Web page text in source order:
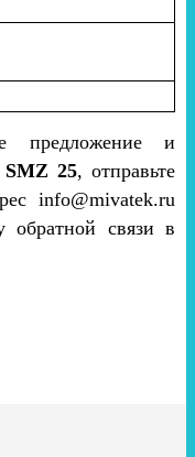
предложение и
SMZ 25, отправьте
info@mivatek.ru
связи в